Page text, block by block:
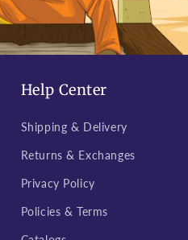
Help Center
Shipping & Delivery
Returns & Exchanges
Privacy Policy
Policies & Terms